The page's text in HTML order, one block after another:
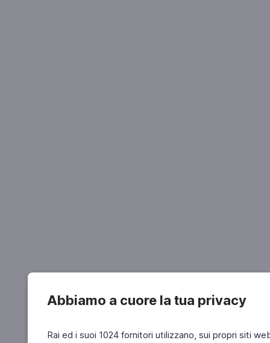
Abbiamo a cuore la tua privacy
Rai ed i suoi 1024 fornitori utilizzano, sui propri siti